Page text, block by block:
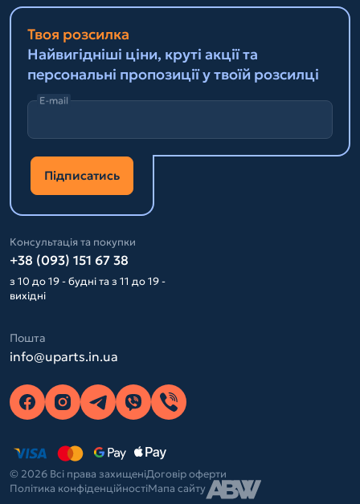
Твоя розсилка
Найвигідніші ціни, круті акції та
персональні пропозиції у твоїй розсилці
E-mail
Підписатись
Консультація та покупки
+38 (093) 151 67 38
з 10 до 19 - будні та з 11 до 19 -
вихідні
Пошта
info@uparts.in.ua
© 2026 Всі права захищеніДоговір оферти
Політика конфіденційностіМапа сайту